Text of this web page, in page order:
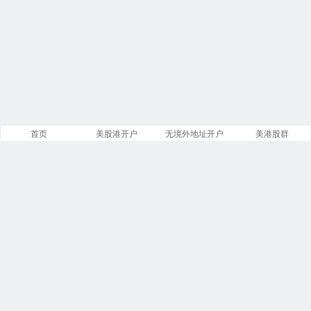
首页 美股港开户 无境外地址开户 美港股群